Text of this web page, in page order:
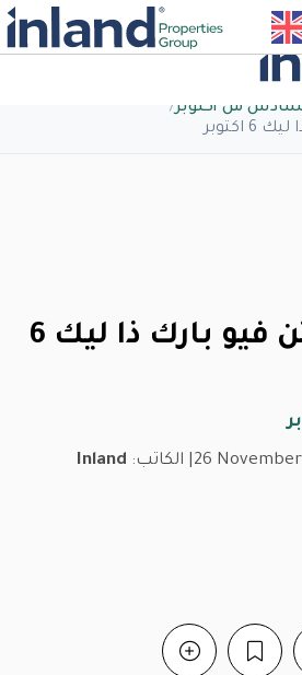
من أكتوبر/
كمبوند ماونتن فيو بارك ذا ليك 6
26 | الكاتب: Inland